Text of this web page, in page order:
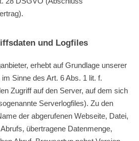
und Logfiles
erhebt auf Grundlage unserer
Sinne des Art. 6 Abs. 1 lit. f.
Zugriff auf den Server, auf dem sich
Serverlogfiles). Zu den
der abgerufenen Webseite, Datei,
übertragene Datenmenge,